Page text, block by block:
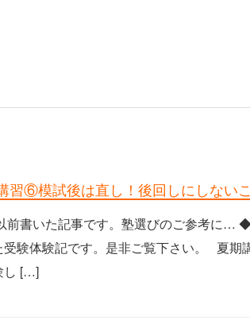
習⑥模試後は直し！後回しにしない
書いた記事です。塾選びのご参考に…
験体験記です。是非ご覧下さい。 夏期
し […]